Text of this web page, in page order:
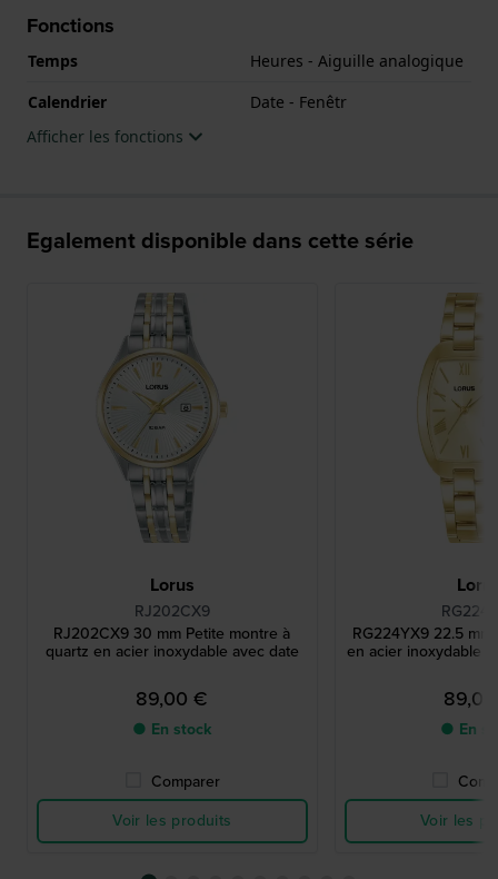
Fonctions
Temps
Heures - Aiguille analogique
Calendrier
Date - Fenêtr
Afficher les fonctions
Egalement disponible dans cette série
Lorus
RJ202CX9
RJ202CX9 30 mm Petite montre à
quartz en acier inoxydable avec date
89,00 €
● En stock
Comparer
Voir les produits
RG224YX9 22.5
en acier inoxydable
● En
Voir les